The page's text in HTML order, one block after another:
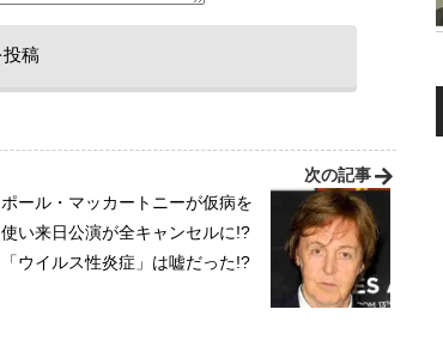
次の記事
ポール・マッカートニーが仮病を
使い来日公演が全キャンセルに!?
「ウイルス性炎症」は嘘だった!?